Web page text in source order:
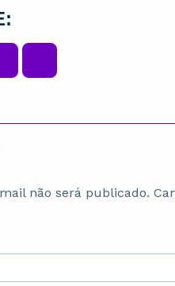
não será publicado.